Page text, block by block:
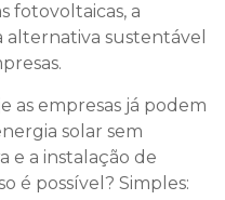
fotovoltaicas, a
sustentável
as empresas já podem
solar sem
e a instalação de
é possível? Simples: